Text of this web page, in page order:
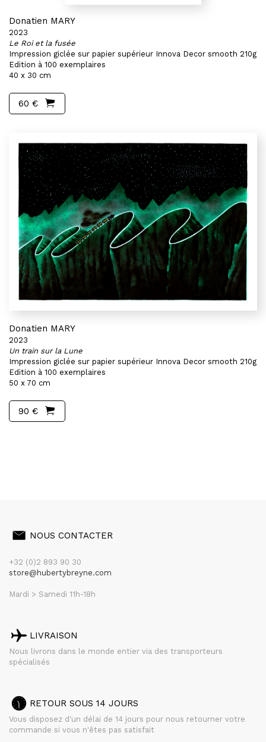
Donatien MARY
2023
Le Roi et la fusée
Impression giclée sur papier supérieur Innova Decor smooth 210g
Edition à 100 exemplaires
40 x 30 cm
60 €
Donatien MARY
2023
Un train sur la Lune
Impression giclée sur papier supérieur Innova Decor smooth 210g
Edition à 100 exemplaires
50 x 70 cm
90 €
NOUS CONTACTER
+32 (0)2 893 90 30
store@hubertybreyne.com
Mardi > Samedi 11h-18h
LIVRAISON
Nous livrons dans le monde entier via des transporteurs
spécialisés
RETOUR SOUS 14 JOURS
Vous disposez d'un délai de 14 jours pour nous retourner votre
commande si vous n'êtes pas satisfait